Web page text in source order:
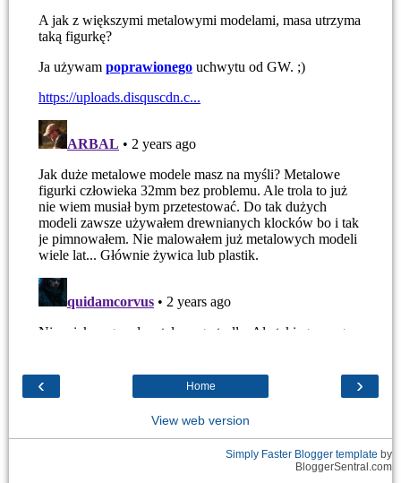
‹ ›
Home
View web version
Simply Faster Blogger template by
BloggerSentral.com